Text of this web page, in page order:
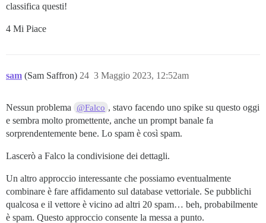
classifica questi!
4 Mi Piace
sam (Sam Saffron) 3 Maggio 2023, 12:52am
24
Nessun problema @Falco , stavo facendo uno spike su questo oggi
e sembra molto promettente, anche un prompt banale fa
sorprendentemente bene. Lo spam è così spam.
Lascerò a Falco la condivisione dei dettagli.
Un altro approccio interessante che possiamo eventualmente
combinare è fare affidamento sul database vettoriale. Se pubblichi
qualcosa e il vettore è vicino ad altri 20 spam… beh, probabilmente
è spam. Questo approccio consente la messa a punto.